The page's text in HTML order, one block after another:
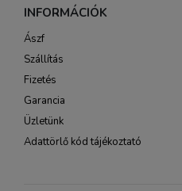
INFORMÁCIÓK
Ászf
Szállítás
Fizetés
Garancia
Üzletünk
Adattörlő kód tájékoztató